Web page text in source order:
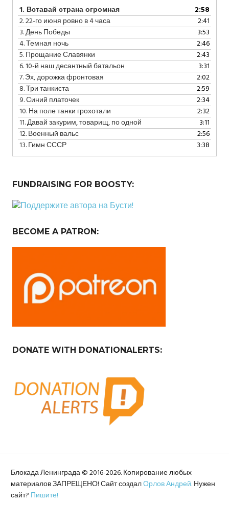
1. Вставай страна огромная
2:58
2.22-го июня ровно в 4 часа
2:41
3.День Победы
3:53
4.Темная ночь
2:46
5.Прощание Славянки
2:43
6.10-й наш десантный батальон
3:31
7.Эх, дорожка фронтовая
2:02
8.Три танкиста
2:59
9.Синий платочек
2:34
10.На поле танки грохотали
2:32
11.Давай закурим, товарищ, по одной
3:11
12.Военный вальс
2:56
13.Гимн СССР 3:38
FUNDRAISING FOR BOOSTY:
BECOME A PATRON:
DONATE WITH DONATIONALERTS:
Блокада Ленинграда © 2016-2026. Копирование любых
материалов ЗАПРЕЩЕНО! Сайт создалОрлов Андрей.Нужен
сайт? Пишите!